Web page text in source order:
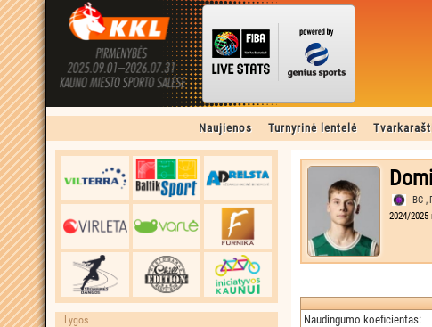
Naujienos Turnyrinė lentelė
Lygos
BC
2024/
Naudingumo koeficientas: